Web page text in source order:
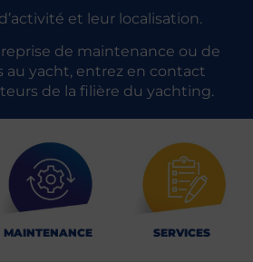
et leur localisation.
de maintenance ou de
au yacht, entrez en contact
de la filière du yachting.
MAINTENANCE SERVICES